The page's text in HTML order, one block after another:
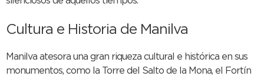
Cultura e Historia de Manilva
Manilva atesora una gran riqueza cultural e histórica en sus
monumentos, como la Torre del Salto de la Mona, el Fortín